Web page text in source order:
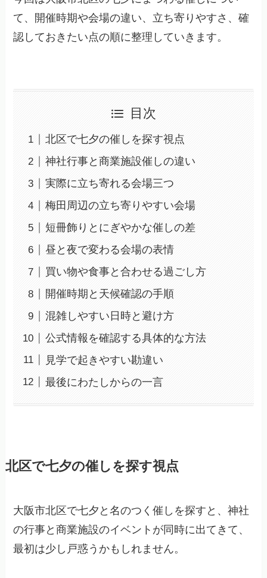
て、開催時期や会場の違い、立ち寄りやすさ、確
認しておきたい点の順に整理していきます。
目次
北区で七夕の催しを探す視点
神社行事と商業施設催しの違い
実際に立ち寄れる会場三つ
梅田周辺の立ち寄りやすい会場
短冊飾りとにぎやかな催しの差
昼と夜で変わる会場の表情
買い物や食事と合わせる過ごし方
開催時期と天候確認の手順
混雑しやすい日時と避け方
公式情報を確認する具体的な方法
見学で起きやすい勘違い
最後にわたしからの一言
北区で七夕の催しを探す視点
大阪市北区で七夕と名のつく催しを探すと、神社
の行事と商業施設のイベントが同時に出てきて、
最初は少し戸惑うかもしれません。